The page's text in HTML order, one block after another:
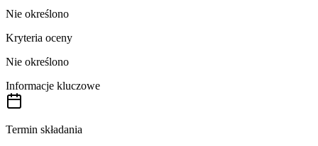
Nie określono
Kryteria oceny
Nie określono
Informacje kluczowe
Termin składania